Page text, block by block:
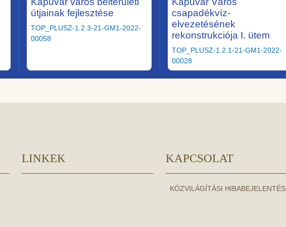
útjainak fejlesztése
TOP_PLUSZ-1.2.3-21-GM1-2022-
00058
csapadékvíz-
elvezetésének
rekonstrukciója I. ütem
TOP_PLUSZ-1.2.1-21-GM1-2022-
00028
LINKEK KAPCSOLAT
KÖZVILÁGÍTÁSI HIBABEJELENTÉS